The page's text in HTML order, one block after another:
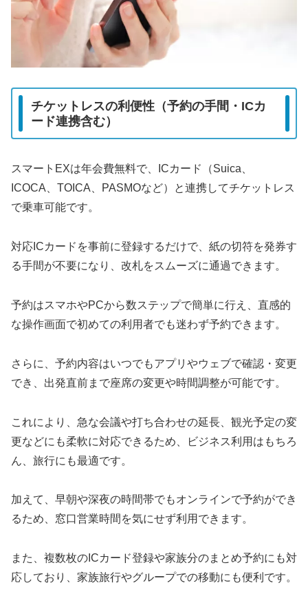
チケットレスの利便性（予約の手間・ICカ
ード連携含む）
スマートEXは年会費無料で、ICカード（Suica、
ICOCA、TOICA、PASMOなど）と連携してチケットレス
で乗車可能です。
対応ICカードを事前に登録するだけで、紙の切符を発券す
る手間が不要になり、改札をスムーズに通過できます。
予約はスマホやPCから数ステップで簡単に行え、直感的
な操作画面で初めての利用者でも迷わず予約できます。
さらに、予約内容はいつでもアプリやウェブで確認・変更
でき、出発直前まで座席の変更や時間調整が可能です。
これにより、急な会議や打ち合わせの延長、観光予定の変
更などにも柔軟に対応できるため、ビジネス利用はもちろ
ん、旅行にも最適です。
加えて、早朝や深夜の時間帯でもオンラインで予約ができ
るため、窓口営業時間を気にせず利用できます。
また、複数枚のICカード登録や家族分のまとめ予約にも対
応しており、家族旅行やグループでの移動にも便利です。